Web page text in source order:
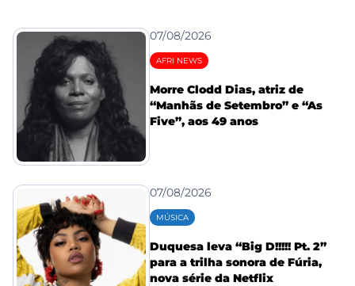
07/08/2026
AFRI NEWS
Morre Clodd Dias, atriz de
“Manhãs de Setembro” e “As
Five”, aos 49 anos
07/08/2026
MÚSICA
Duquesa leva “Big D!!!!! Pt. 2”
para a trilha sonora de Fúria,
nova série da Netflix